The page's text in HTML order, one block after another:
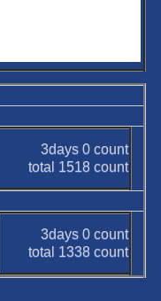
3days 0count
total 1518count
3days 0count
total 1338count